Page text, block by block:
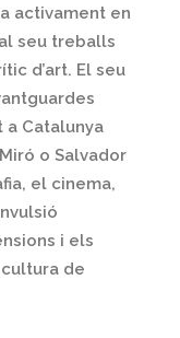
activament en
seu treballs
d’art. El seu
Catalunya
o Salvador
el cinema,
i els
de